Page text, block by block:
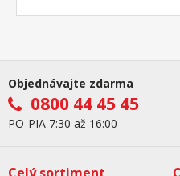
Objednávajte zdarma
0800 44 45 45
PO-PIA 7:30 až 16:00